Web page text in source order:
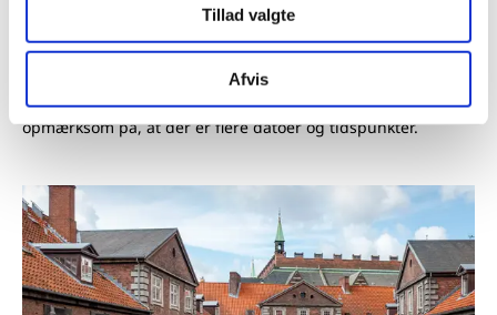
Tillad valgte
Afvis
Bliv Grundtvigformidler
Kursusforløb over seks gange for dig, der ønsker at
styrke din forståelse af Grundtvigs tænkning. Vær
opmærksom på, at der er flere datoer og tidspunkter.